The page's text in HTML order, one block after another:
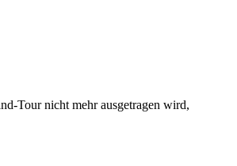
Tour nicht mehr ausgetragen wird,